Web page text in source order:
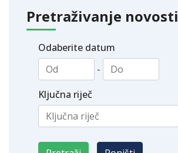
Pretraživanje novosti
Odaberite datum
-
Ključna riječ